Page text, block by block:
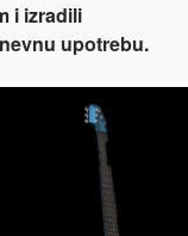
i izradili
upotrebu.